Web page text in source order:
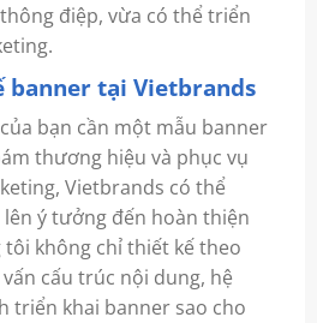
điệp, vừa có thể triển
banner tại Vietbrands
bạn cần một mẫu banner
thương hiệu và phục vụ
Vietbrands có thể
ý tưởng đến hoàn thiện
tôi không chỉ thiết kế theo
cấu trúc nội dung, hệ
triển khai banner sao cho